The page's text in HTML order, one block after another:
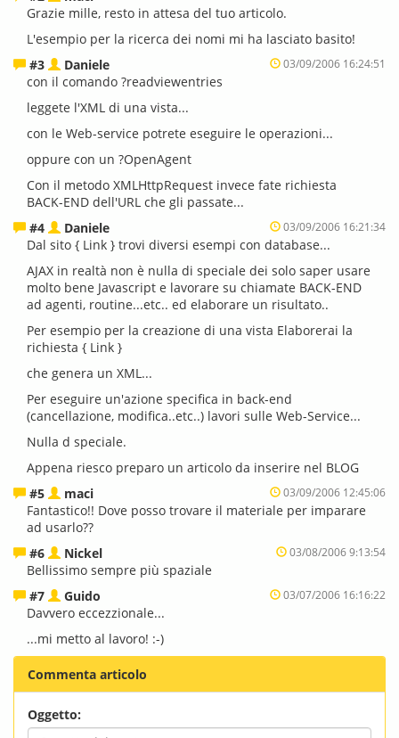
Grazie mille, resto in attesa del tuo articolo.
L'esempio per la ricerca dei nomi mi ha lasciato basito!
#3
Daniele 03/09/2006 16:24:51
con il comando ?readviewentries
leggete l'XML di una vista...
con le Web-service potrete eseguire le operazioni...
oppure con un ?OpenAgent
Con il metodo XMLHttpRequest invece fate richiesta
BACK-END dell'URL che gli passate...
#4
Daniele 03/09/2006 16:21:34
Dal sito { Link } trovi diversi esempi con database...
AJAX in realtà non è nulla di speciale dei solo saper usare
molto bene Javascript e lavorare su chiamate BACK-END
ad agenti, routine...etc.. ed elaborare un risultato..
Per esempio per la creazione di una vista Elaborerai la
richiesta { Link }
che genera un XML...
Per eseguire un'azione specifica in back-end
(cancellazione, modifica..etc..) lavori sulle Web-Service...
Nulla d speciale.
Appena riesco preparo un articolo da inserire nel BLOG
#5
maci 03/09/2006 12:45:06
Fantastico!! Dove posso trovare il materiale per imparare
ad usarlo??
#6
Nickel 03/08/2006 9:13:54
Bellissimo sempre più spaziale
#7
Guido 03/07/2006 16:16:22
Davvero eccezzionale...
...mi metto al lavoro! :-)
Commenta articolo
Oggetto: